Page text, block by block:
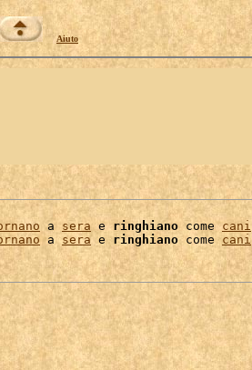
Aiuto
a sera e ringhiano come cani
a sera e ringhiano come cani